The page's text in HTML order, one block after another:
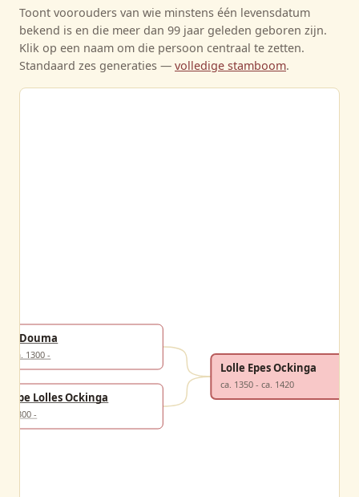
Toont voorouders van wie minstens één levensdatum
bekend is en die meer dan 99 jaar geleden geboren zijn.
Klik op een naam om die persoon centraal te zetten.
Standaard zes generaties — volledige stamboom.
? Douma
ca. 1300 -
Epe Lolles Ockinga
1300 -
Lolle Epes Ockinga
ca. 1350 - ca. 1420